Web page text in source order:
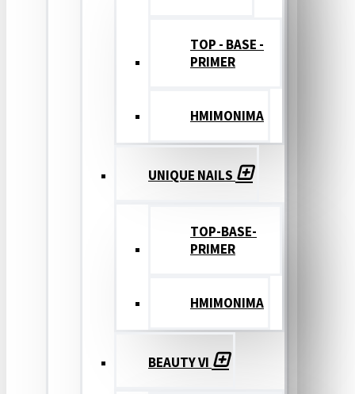
TOP - BASE -
PRIMER
ΗΜΙΜΟΝΙΜΑ
UNIQUE NAILS
TOP-BASE-
PRIMER
ΗΜΙΜΟΝΙΜΑ
BEAUTY VI